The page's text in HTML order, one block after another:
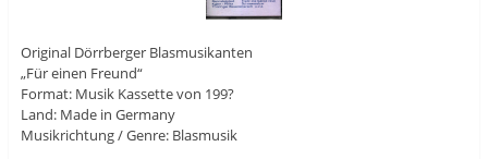
Original Dörrberger Blasmusikanten
„Für einen Freund“
Format: Musik Kassette von 199?
Land: Made in Germany
Musikrichtung / Genre: Blasmusik